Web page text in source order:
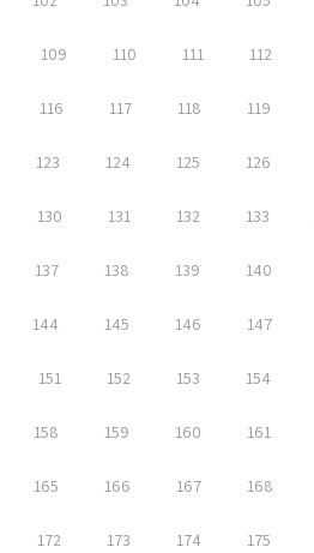
109 110 111 112
116 117 118 119
123 124 125 126
130 131 132 133
137 138 139 140
144 145 146 147
151 152 153 154
158 159 160 161
165 166 167 168
172 173 174 175